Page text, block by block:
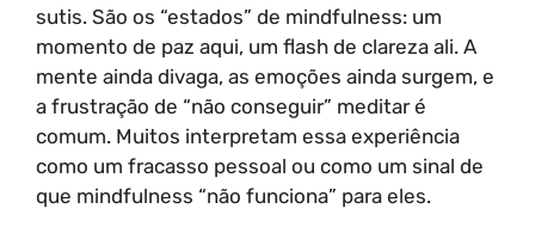
sutis. São os “estados” de mindfulness: um
momento de paz aqui, um flash de clareza ali. A
mente ainda divaga, as emoções ainda surgem, e
a frustração de “não conseguir” meditar é
comum. Muitos interpretam essa experiência
como um fracasso pessoal ou como um sinal de
que mindfulness “não funciona” para eles.